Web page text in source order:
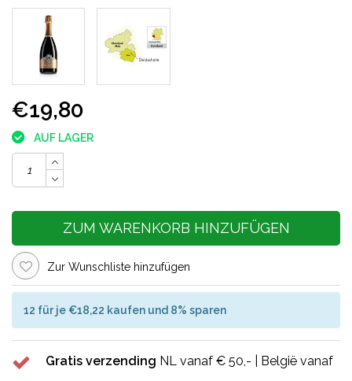
€19,80
AUF LAGER
ZUM WARENKORB HINZUFÜGEN
Zur Wunschliste hinzufügen
12 für je €18,22 kaufen und 8% sparen
Gratis verzending NL vanaf € 50,- | België vanaf